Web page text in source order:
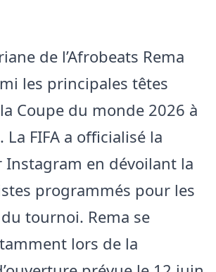
de l’Afrobeats Rema
les principales têtes
Coupe du monde 2026 à
La FIFA a officialisé la
Instagram en dévoilant la
programmés pour les
tournoi. Rema se
lors de la